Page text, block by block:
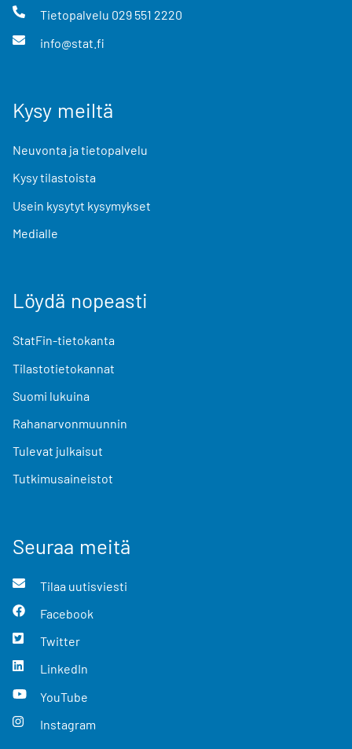
Tietopalvelu 029 551 2220
info@stat.fi
Kysy meiltä
Neuvonta ja tietopalvelu
Kysy tilastoista
Usein kysytyt kysymykset
Medialle
Löydä nopeasti
StatFin-tietokanta
Tilastotietokannat
Suomi lukuina
Rahanarvonmuunnin
Tulevat julkaisut
Tutkimusaineistot
Seuraa meitä
Tilaa uutisviesti
Facebook
Twitter
LinkedIn
YouTube
Instagram